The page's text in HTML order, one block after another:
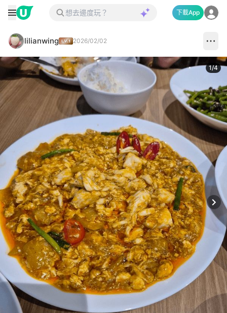
下載App
lilianwing 2026/02/02
1/4